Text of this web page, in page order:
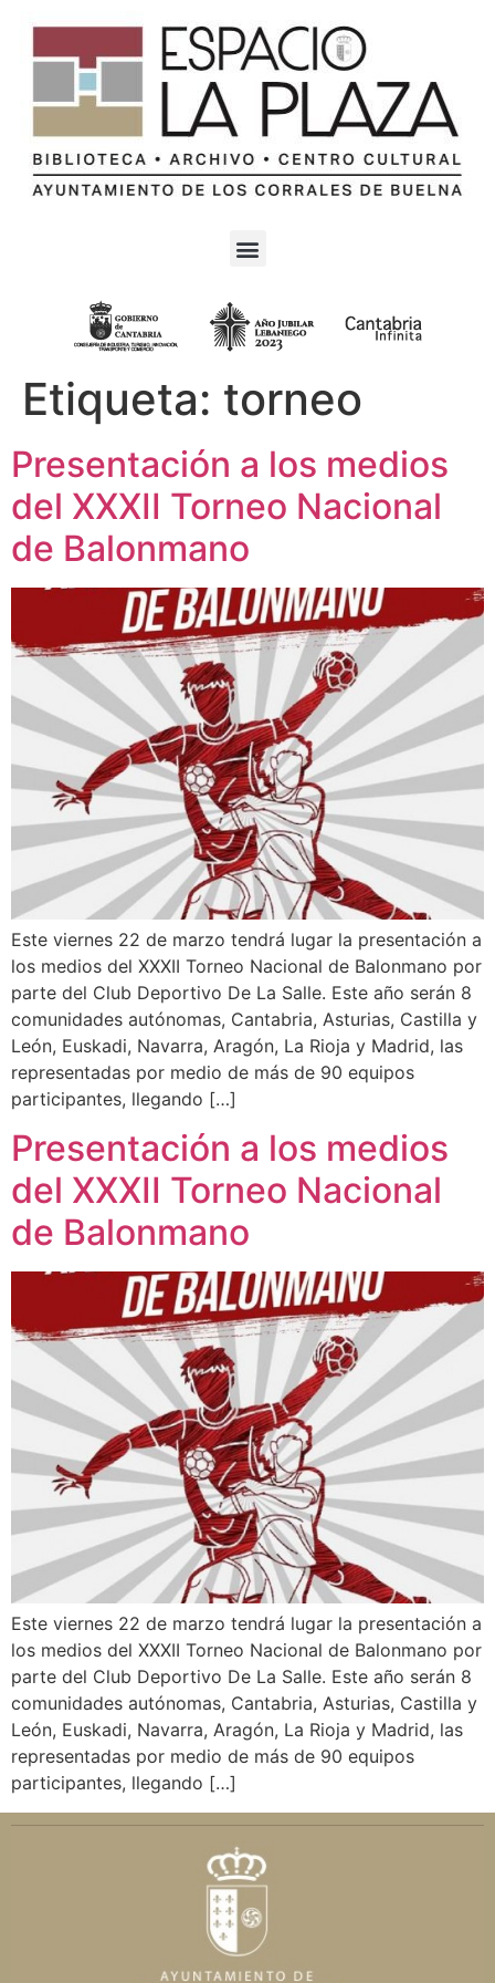
Etiqueta: torneo
Presentación a los medios
del XXXII Torneo Nacional
de Balonmano
Este viernes 22 de marzo tendrá lugar la presentación a
los medios del XXXII Torneo Nacional de Balonmano por
parte del Club Deportivo De La Salle. Este año serán 8
comunidades autónomas, Cantabria, Asturias, Castilla y
León, Euskadi, Navarra, Aragón, La Rioja y Madrid, las
representadas por medio de más de 90 equipos
participantes, llegando […]
Presentación a los medios
del XXXII Torneo Nacional
de Balonmano
Este viernes 22 de marzo tendrá lugar la presentación a
los medios del XXXII Torneo Nacional de Balonmano por
parte del Club Deportivo De La Salle. Este año serán 8
comunidades autónomas, Cantabria, Asturias, Castilla y
León, Euskadi, Navarra, Aragón, La Rioja y Madrid, las
representadas por medio de más de 90 equipos
participantes, llegando […]